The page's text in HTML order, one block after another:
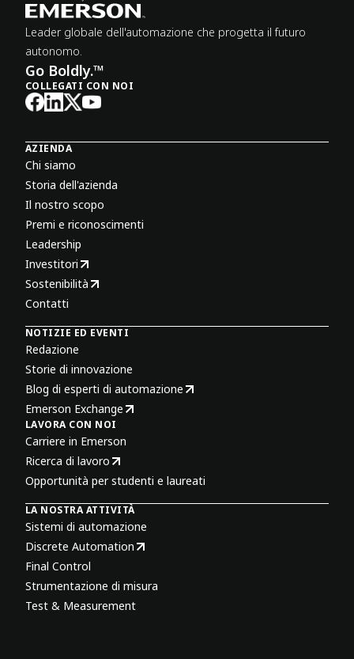
Leader globale dell'automazione che progetta il futuro
autonomo.
Go Boldly.™
COLLEGATI CON NOI
AZIENDA
Chi siamo
Storia dell'azienda
Il nostro scopo
Premi e riconoscimenti
Leadership
Investitori
Sostenibilità
Contatti
NOTIZIE ED EVENTI
Redazione
Storie di innovazione
Blog di esperti di automazione
Emerson Exchange
LAVORA CON NOI
Carriere in Emerson
Ricerca di lavoro
Opportunità per studenti e laureati
LA NOSTRA ATTIVITÀ
Sistemi di automazione
Discrete Automation
Final Control
Strumentazione di misura
Test & Measurement